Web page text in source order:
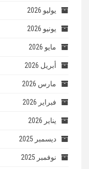
يوليو 2026
يونيو 2026
مايو 2026
أبريل 2026
مارس 2026
فبراير 2026
يناير 2026
ديسمبر 2025
نوفمبر 2025